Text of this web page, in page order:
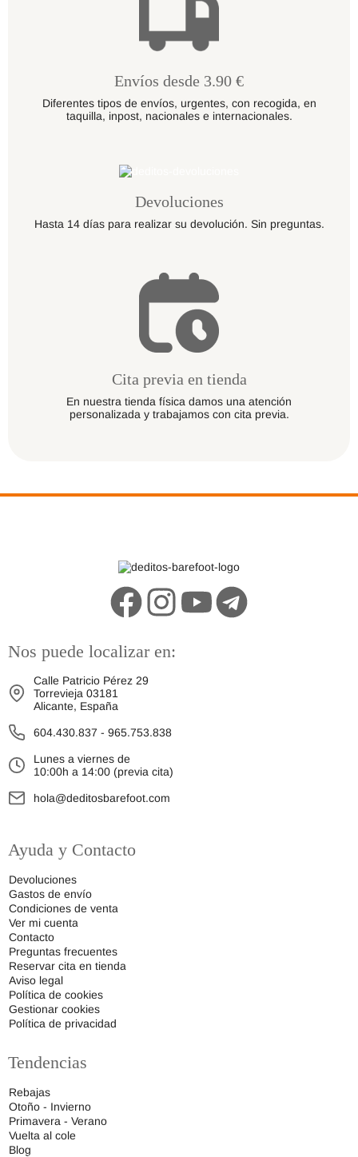
Envíos desde 3.90 €
Diferentes tipos de envíos, urgentes, con recogida, en
taquilla, inpost, nacionales e internacionales.
Devoluciones
Hasta 14 días para realizar su devolución. Sin preguntas.
Cita previa en tienda
En nuestra tienda física damos una atención
personalizada y trabajamos con cita previa.
Nos puede localizar en:
Calle Patricio Pérez 29
Torrevieja 03181
Alicante, España
604.430.837 - 965.753.838
Lunes a viernes de
10:00h a 14:00 (previa cita)
hola@deditosbarefoot.com
Ayuda y Contacto
Devoluciones
Gastos de envío
Condiciones de venta
Ver mi cuenta
Contacto
Preguntas frecuentes
Reservar cita en tienda
Aviso legal
Política de cookies
Gestionar cookies
Política de privacidad
Tendencias
Rebajas
Otoño - Invierno
Primavera - Verano
Vuelta al cole
Blog